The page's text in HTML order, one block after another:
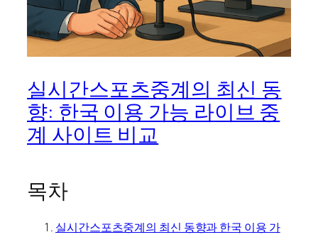
실시간스포츠중계의 최신 동
향: 한국 이용 가능 라이브 중
계 사이트 비교
목차
실시간스포츠중계의 최신 동향과 한국 이용 가